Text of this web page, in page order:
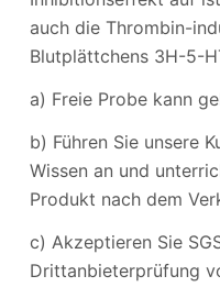
auch die Thrombin-
Blutplättchens 3H-5-
a) Freie Probe kann
b) Führen Sie unsere
Wissen an und
Produkt nach dem
c) Akzeptieren Sie
Drittanbieterprüfung